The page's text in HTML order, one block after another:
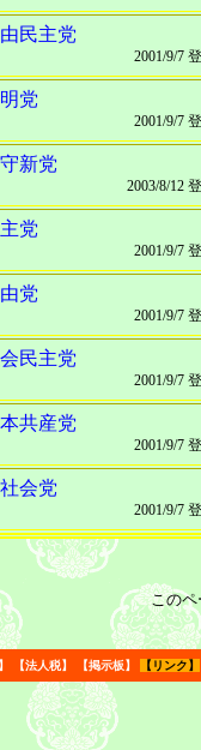
民主党
2001/9/7
党
2001/9/7
新党
2003/8/12
党
2001/9/7
党
2001/9/7
民主党
2001/9/7
共産党
2001/9/7
会党
2001/9/7
このペ
【法人税】 【掲示板】 【 リンク】